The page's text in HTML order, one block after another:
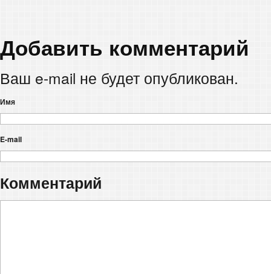
Добавить комментарий
Ваш e-mail не будет опубликован.
Имя
E-mail
Комментарий